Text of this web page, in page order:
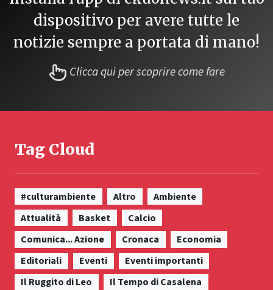
dispositivo per avere tutte le
notizie sempre a portata di mano!
Clicca qui per scoprire come fare
Tag Cloud
#culturambiente Altro
Ambiente
Attualità
Basket
Calcio
Comunica... Azione
Cronaca
Economia
Editoriali
Eventi
Eventi importanti
Il Ruggito di Leo
Il Tempo di Casalena